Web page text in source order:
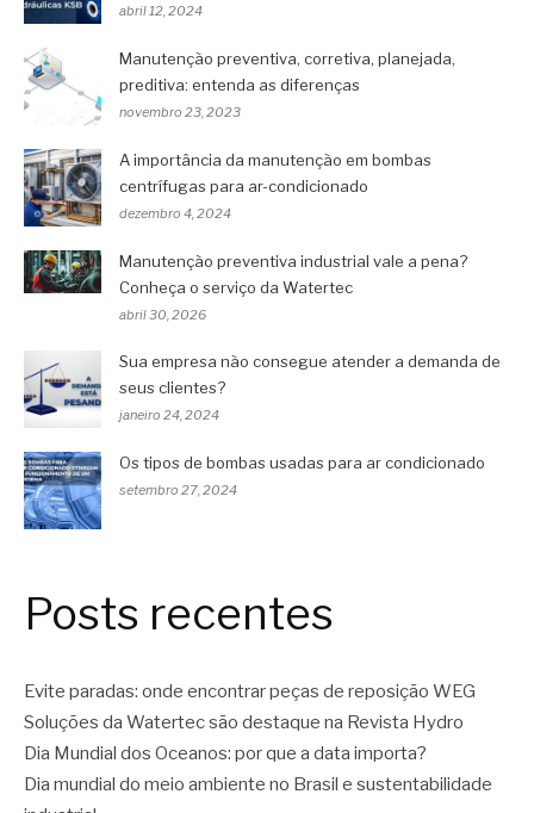
abril 12, 2024
Manutenção preventiva, corretiva, planejada,
preditiva: entenda as diferenças
novembro 23, 2023
A importância da manutenção em bombas
centrífugas para ar-condicionado
dezembro 4, 2024
Manutenção preventiva industrial vale a pena?
Conheça o serviço da Watertec
abril 30, 2026
Sua empresa não consegue atender a demanda de
seus clientes?
janeiro 24, 2024
Os tipos de bombas usadas para ar condicionado
setembro 27, 2024
Posts recentes
Evite paradas: onde encontrar peças de reposição WEG
Soluções da Watertec são destaque na Revista Hydro
Dia Mundial dos Oceanos: por que a data importa?
Dia mundial do meio ambiente no Brasil e sustentabilidade